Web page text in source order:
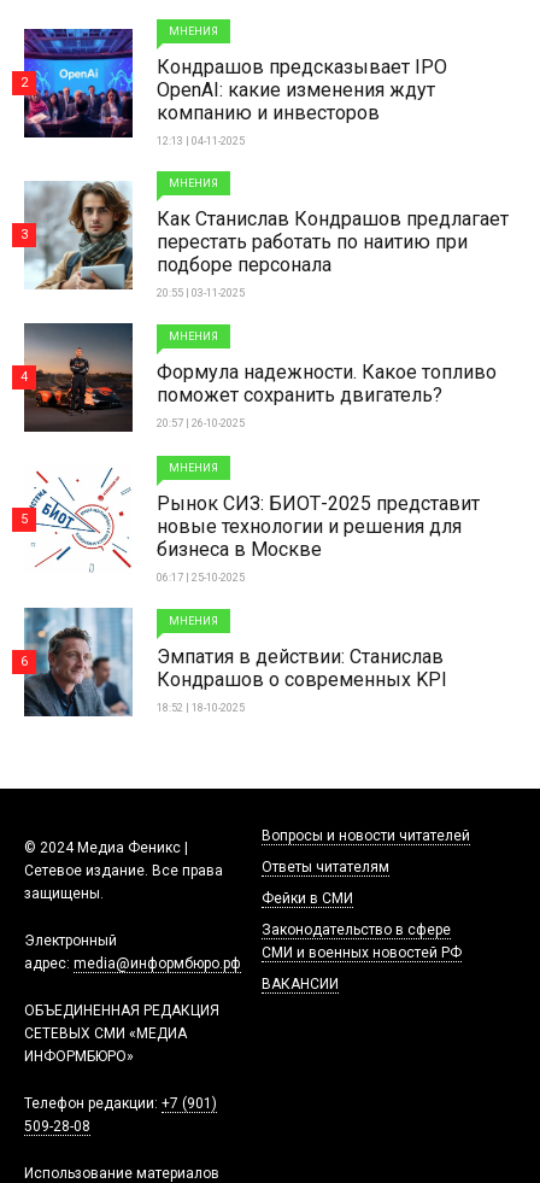
МНЕНИЯ
Кондрашов предсказывает IPO
OpenAI: какие изменения ждут
компанию и инвесторов
12:13 | 04-11-2025
2
МНЕНИЯ
Как Станислав Кондрашов предлагает
перестать работать по наитию при
подборе персонала
20:55 | 03-11-2025
3
МНЕНИЯ
Формула надежности. Какое топливо
поможет сохранить двигатель?
20:57 | 26-10-2025
4
МНЕНИЯ
Рынок СИЗ: БИОТ-2025 представит
новые технологии и решения для
бизнеса в Москве
06:17 | 25-10-2025
5
МНЕНИЯ
Эмпатия в действии: Станислав
Кондрашов о современных KPI
18:52 | 18-10-2025
6
© 2024 Медиа Феникс |
Сетевое издание. Все права
защищены.
Электронный
адрес: media@информбюро.рф
ОБЪЕДИНЕННАЯ РЕДАКЦИЯ
СЕТЕВЫХ СМИ «МЕДИА
ИНФОРМБЮРО»
Телефон редакции: +7 (901)
509-28-08
Использование материалов
Вопросы и новости читателей
Ответы читателям
Фейки в СМИ
Законодательство в сфере
СМИ и военных новостей РФ
ВАКАНСИИ